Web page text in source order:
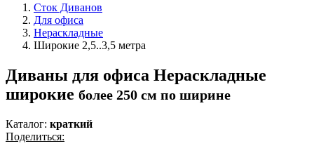
Сток Диванов
Для офиса
Нераскладные
Широкие 2,5..3,5 метра
Диваны для офиса Нераскладные
широкие более 250 см по ширине
Каталог: краткий
Поделиться: